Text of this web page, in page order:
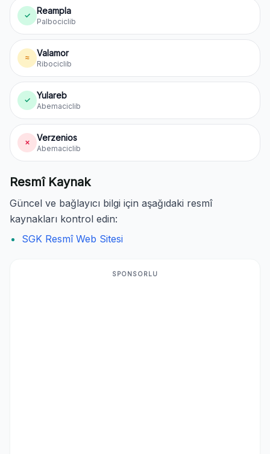
✓ Reampla
Palbociclib
≈ Valamor
Ribociclib
✓ Yulareb
Abemaciclib
✗ Verzenios
Abemaciclib
Resmî Kaynak
Güncel ve bağlayıcı bilgi için aşağıdaki resmî
kaynakları kontrol edin:
SGK Resmî Web Sitesi
SPONSORLU